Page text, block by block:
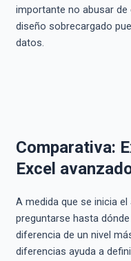
importante no abusar
diseño sobrecargado
datos.
Comparativa:
Excel
A medida que se inicia
preguntarse hasta
diferencia de un nivel
diferencias ayuda a